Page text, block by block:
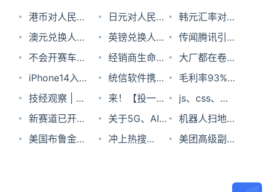
港币对人民币
汇率2026年6
月7日
日元对人民币
汇率2025年1
月24日
韩元汇率对人
民币2024年9
月18日
澳元兑换人民
币汇率2024
年1月3日
英镑兑换人民
币汇率2023
年8月9日
传闻腾讯引进
Quest 2？我
觉得可行性很
低
不会开赛车的
管理者不是好
的开发人
经销商生命周
期管理，
GrapeCity 三
个维度搞定！
大厂都在卷的
云原生，对开
发者意味着什
么？
iPhone14入门
版价格或与上
代一致；小米
展示MiGu小
统信软件携手
奇安信、欧拉
社区共建商用
密码多元生态
毛利率93%、
人均净利120
万，便利店如
此暴利！？
技经观察 | 海
洋防务装备之
主要国家新一
来！【投一
票】 | 苹果手
机哪个系列你
js、css、
html压缩与混
淆汇总
新赛道已开
启，带上 [冲
关于5G、AI、
AR，华为轮值
机器人扫地机
什么品牌好？
美国布鲁金斯
冲上热搜
美团高级副总
退休；蚂蚁全